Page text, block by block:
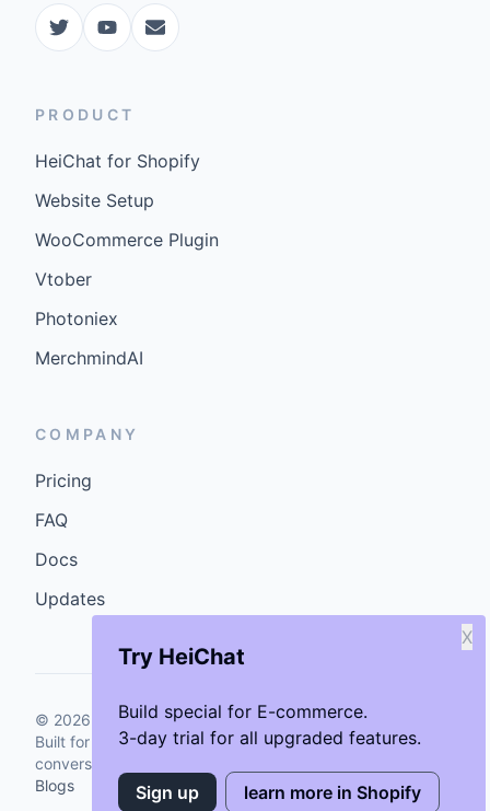
Try HeiChat
Build special for E-commerce.
3-day trial for all upgraded features.
X
Sign up learn more in Shopify
PRODUCT
HeiChat for Shopify
Website Setup
WooCommerce Plugin
Vtober
Photoniex
MerchmindAI
COMPANY
Pricing
FAQ
Docs
Updates
© 2026 GenCybers Inc. All rights reserved.
Built for storefronts that want faster answers and cleaner
conversions.
Blogs